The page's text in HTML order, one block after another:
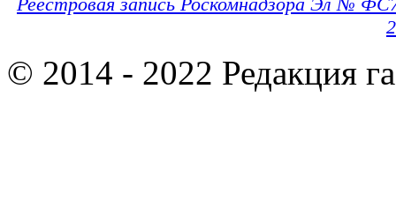
© 2014 - 2022 Редакция